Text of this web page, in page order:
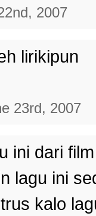
2007
lirikipun
23rd, 2007
ini dari
lagu ini
kalo